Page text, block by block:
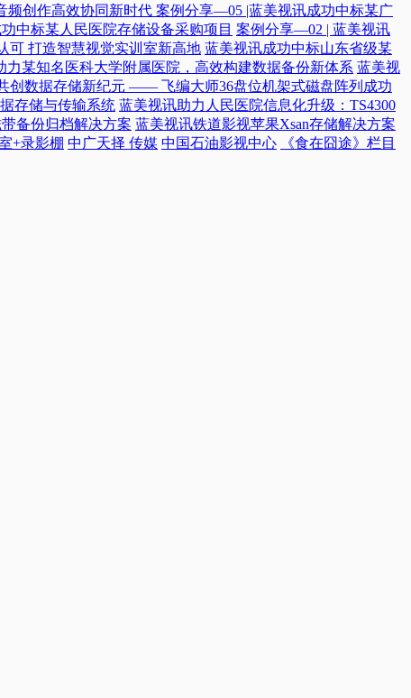
频创作高效协同新时代​ 案例分享—05 |蓝美视讯成功中标某广
中标某人民医院存储设备采购项目 案例分享—02 | 蓝美视讯
可 打造智慧视觉实训室新高地 蓝美视讯成功中标山东省级某
力某知名医科大学附属医院，高效构建数据备份新体系 蓝美视
创数据存储新纪元 —— 飞编大师36盘位机架式磁盘阵列成功
存储与传输系统 蓝美视讯助力人民医院信息化升级：TS4300
备份归档解决方案 蓝美视讯铁道影视苹果Xsan存储解决方案
+录影棚 中广天择 传媒 中国石油影视中心
《食在囧途》栏目